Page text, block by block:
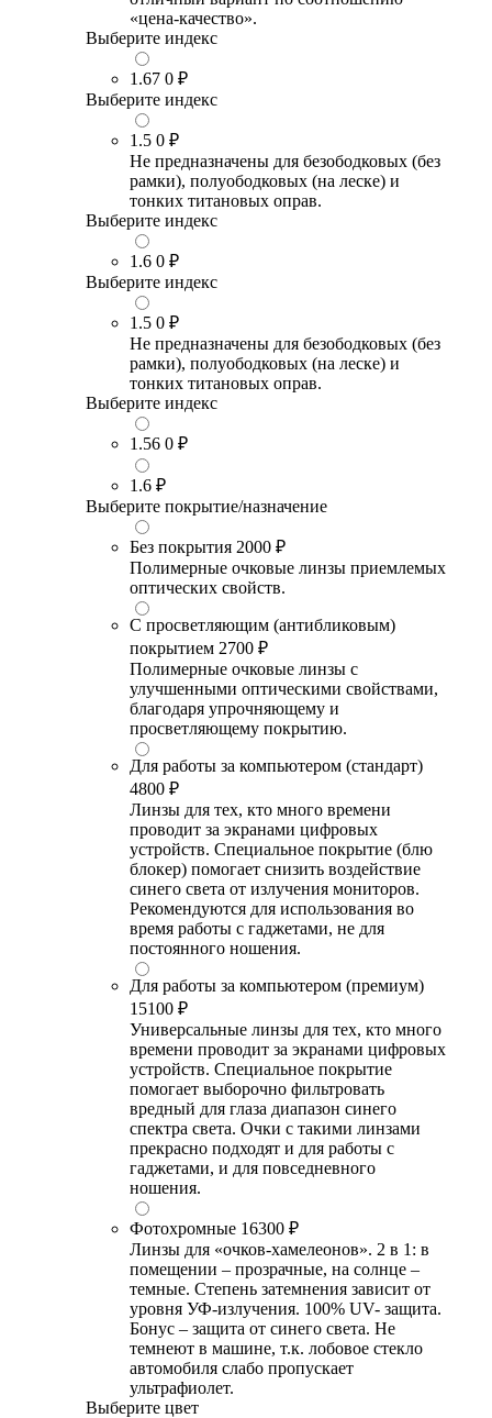
«цена-качество».
Выберите индекс
1.67 0 ₽
Выберите индекс
1.5 0 ₽
Не предназначены для безободковых (без
рамки), полуободковых (на леске) и
тонких титановых оправ.
Выберите индекс
1.6 0 ₽
Выберите индекс
1.5 0 ₽
Не предназначены для безободковых (без
рамки), полуободковых (на леске) и
тонких титановых оправ.
Выберите индекс
1.56 0 ₽
1.6 ₽
Выберите покрытие/назначение
Без покрытия 2000 ₽
Полимерные очковые линзы приемлемых
оптических свойств.
С просветляющим (антибликовым)
покрытием 2700 ₽
Полимерные очковые линзы с
улучшенными оптическими свойствами,
благодаря упрочняющему и
просветляющему покрытию.
Для работы за компьютером (стандарт)
4800 ₽
Линзы для тех, кто много времени
проводит за экранами цифровых
устройств. Специальное покрытие (блю
блокер) помогает снизить воздействие
синего света от излучения мониторов.
Рекомендуются для использования во
время работы с гаджетами, не для
постоянного ношения.
Для работы за компьютером (премиум)
15100 ₽
Универсальные линзы для тех, кто много
времени проводит за экранами цифровых
устройств. Специальное покрытие
помогает выборочно фильтровать
вредный для глаза диапазон синего
спектра света. Очки с такими линзами
прекрасно подходят и для работы с
гаджетами, и для повседневного
ношения.
Фотохромные 16300 ₽
Линзы для «очков-хамелеонов». 2 в 1: в
помещении – прозрачные, на солнце –
темные. Степень затемнения зависит от
уровня УФ-излучения. 100% UV- защита.
Бонус – защита от синего света. Не
темнеют в машине, т.к. лобовое стекло
автомобиля слабо пропускает
ультрафиолет.
Выберите цвет